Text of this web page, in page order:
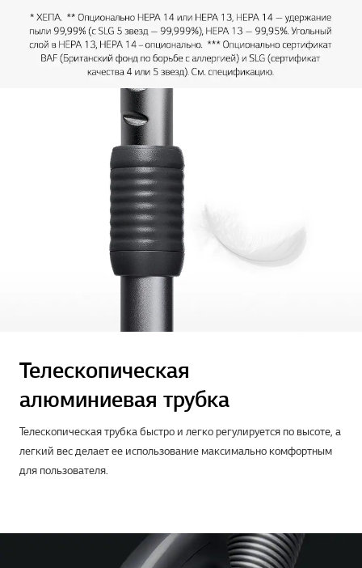
Телескопическая
алюминиевая трубка
Телескопическая трубка быстро и легко регулируется по высоте, а
легкий вес делает ее использование максимально комфортным
для пользователя.